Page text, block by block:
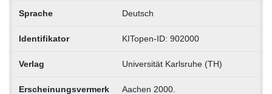
Sprache Deutsch
Identifikator KITopen-ID: 902000
Verlag Universität Karlsruhe (TH)
Erscheinungsvermerk Aachen 2000.